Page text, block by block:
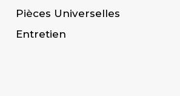
Pièces Universelles
Entretien